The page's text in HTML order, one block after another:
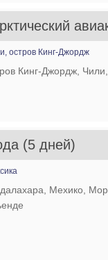
остров Кинг-Джордж
Кинг-Джордж,
(5 дней)
Мехико,